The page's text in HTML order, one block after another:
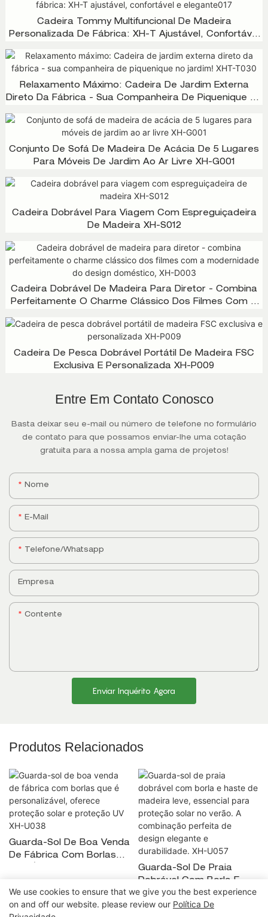
Cadeira Tommy Multifuncional De Madeira
Personalizada De Fábrica: XH-T Ajustável, Confortável
Relaxamento Máximo: Cadeira De Jardim Externa
Direto Da Fábrica - Sua Companheira De Piquenique No
Conjunto De Sofá De Madeira De Acácia De 5 Lugares
Para Móveis De Jardim Ao Ar Livre XH-G001
Cadeira Dobrável Para Viagem Com Espreguiçadeira
De Madeira XH-S012
Cadeira Dobrável De Madeira Para Diretor - Combina
Perfeitamente O Charme Clássico Dos Filmes Com A
Cadeira De Pesca Dobrável Portátil De Madeira FSC
Exclusiva E Personalizada XH-P009
Entre Em Contato Conosco
Basta deixar seu e-mail ou número de telefone no formulário
de contato para que possamos enviar-lhe uma cotação
gratuita para a nossa ampla gama de projetos!
Nome
E-Mail
Telefone/whatsapp
Empresa
Contente
Enviar Inquérito Agora
Produtos Relacionados
Guarda-Sol De Boa Venda
De Fábrica Com Borlas
Proteção UV XH-U038
Guarda-Sol De Praia
Dobrável Com Borla E
Haste De Madeira Leve,
Essencial Para Proteção
We use cookies to ensure that we give you the best experience
on and off our website. please review our Política De